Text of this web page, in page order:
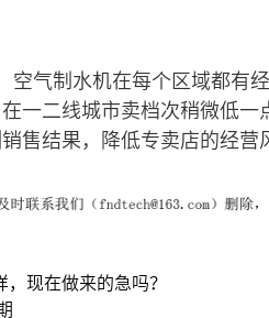
气制水机在每个区域都有
一二线城市卖档次稍微低
售结果，降低专卖店的经营
现在做来的急吗？